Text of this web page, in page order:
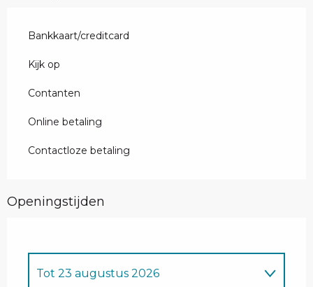
Bankkaart/creditcard
Kijk op
Contanten
Online betaling
Contactloze betaling
Openingstijden
Tot 23 augustus 2026